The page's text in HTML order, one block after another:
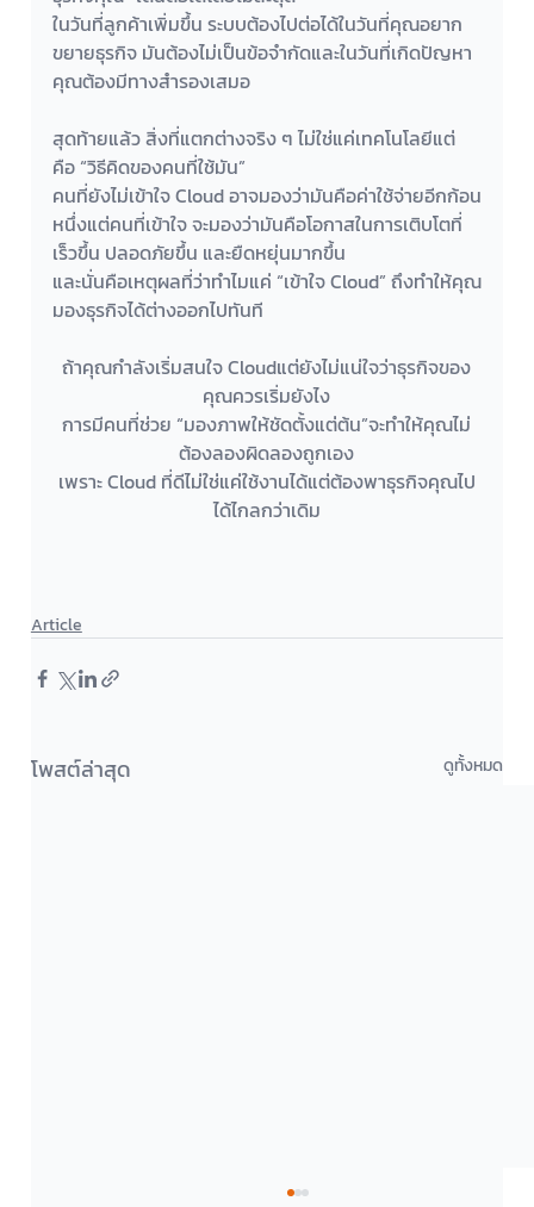
ในวันที่ลูกค้าเพิ่มขึ้น ระบบต้องไปต่อได้ในวันที่คุณอยาก
ขยายธุรกิจ มันต้องไม่เป็นข้อจำกัดและในวันที่เกิดปัญหา
คุณต้องมีทางสำรองเสมอ
สุดท้ายแล้ว สิ่งที่แตกต่างจริง ๆ ไม่ใช่แค่เทคโนโลยีแต่
คือ “วิธีคิดของคนที่ใช้มัน”
คนที่ยังไม่เข้าใจ Cloud อาจมองว่ามันคือค่าใช้จ่ายอีกก้อน
หนึ่งแต่คนที่เข้าใจ จะมองว่ามันคือโอกาสในการเติบโตที่
เร็วขึ้น ปลอดภัยขึ้น และยืดหยุ่นมากขึ้น
และนั่นคือเหตุผลที่ว่าทำไมแค่ “เข้าใจ Cloud” ถึงทำให้คุณ
มองธุรกิจได้ต่างออกไปทันที
ถ้าคุณกำลังเริ่มสนใจ Cloudแต่ยังไม่แน่ใจว่าธุรกิจของ
คุณควรเริ่มยังไง
การมีคนที่ช่วย “มองภาพให้ชัดตั้งแต่ต้น”จะทำให้คุณไม่
ต้องลองผิดลองถูกเอง
เพราะ Cloud ที่ดีไม่ใช่แค่ใช้งานได้แต่ต้องพาธุรกิจคุณไป
ได้ไกลกว่าเดิม
Article
โพสต์ล่าสุด ดูทั้งหมด